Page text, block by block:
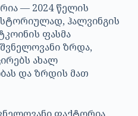
— 2024 წელის
ჰალვინგის
ფასმა
ზრდა,
ახალ
და ზრდის მათ